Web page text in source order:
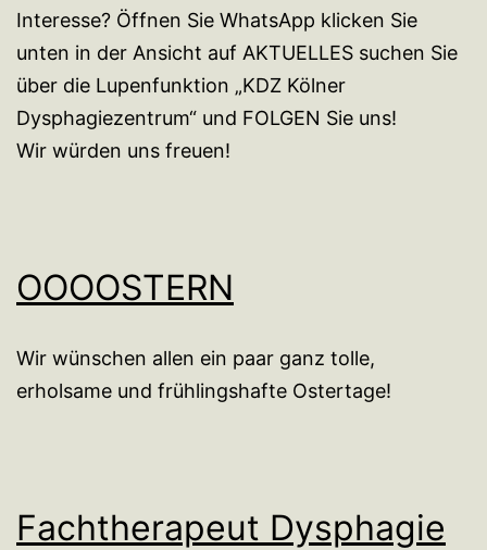
Interesse? Öffnen Sie WhatsApp klicken Sie
unten in der Ansicht auf AKTUELLES suchen Sie
über die Lupenfunktion „KDZ Kölner
Dysphagiezentrum“ und FOLGEN Sie uns!
Wir würden uns freuen!
OOOOSTERN
Wir wünschen allen ein paar ganz tolle,
erholsame und frühlingshafte Ostertage!
Fachtherapeut Dysphagie